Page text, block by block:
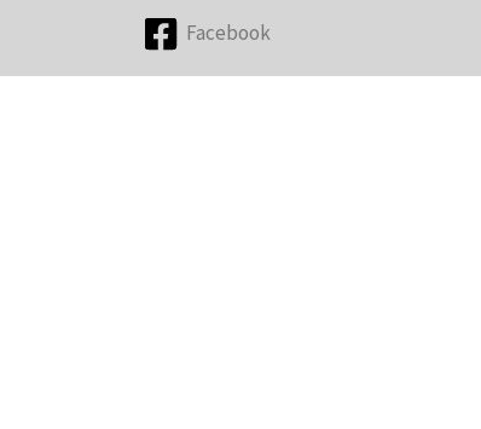
Facebook